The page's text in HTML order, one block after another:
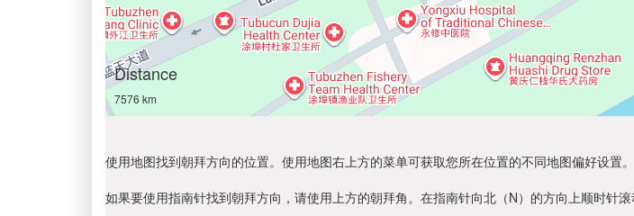
Distance
7576 km
使用地图找到朝拜方向的位置。使用地图右上方的菜单可获取您所在位置的不同地图偏好设置。
如果要使用指南针找到朝拜方向，请使用上方的朝拜角。在指南针向北（N）的方向上顺时针